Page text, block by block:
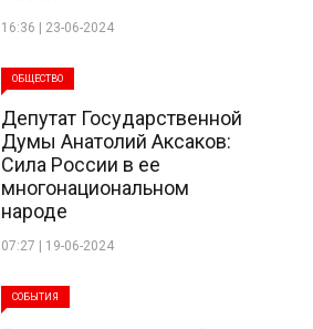
16:36 | 23-06-2024
ОБЩЕСТВО
Депутат Государственной
Думы Анатолий Аксаков:
Сила России в ее
многонациональном
народе
07:27 | 19-06-2024
СОБЫТИЯ